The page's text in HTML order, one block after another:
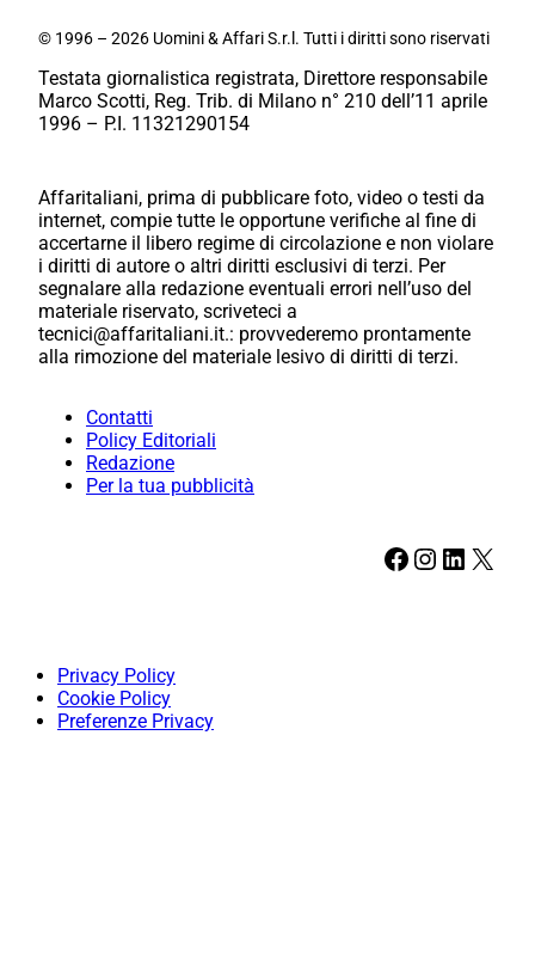
© 1996 – 2026 Uomini & Affari S.r.l. Tutti i diritti sono riservati
Testata giornalistica registrata, Direttore responsabile
Marco Scotti, Reg. Trib. di Milano n° 210 dell’11 aprile
1996 – P.I. 11321290154
Affaritaliani, prima di pubblicare foto, video o testi da
internet, compie tutte le opportune verifiche al fine di
accertarne il libero regime di circolazione e non violare
i diritti di autore o altri diritti esclusivi di terzi. Per
segnalare alla redazione eventuali errori nell’uso del
materiale riservato, scriveteci a
tecnici@affaritaliani.it.: provvederemo prontamente
alla rimozione del materiale lesivo di diritti di terzi.
Contatti
Policy Editoriali
Redazione
Per la tua pubblicità
Facebook Instagram LinkedIn X
Privacy Policy
Cookie Policy
Preferenze Privacy